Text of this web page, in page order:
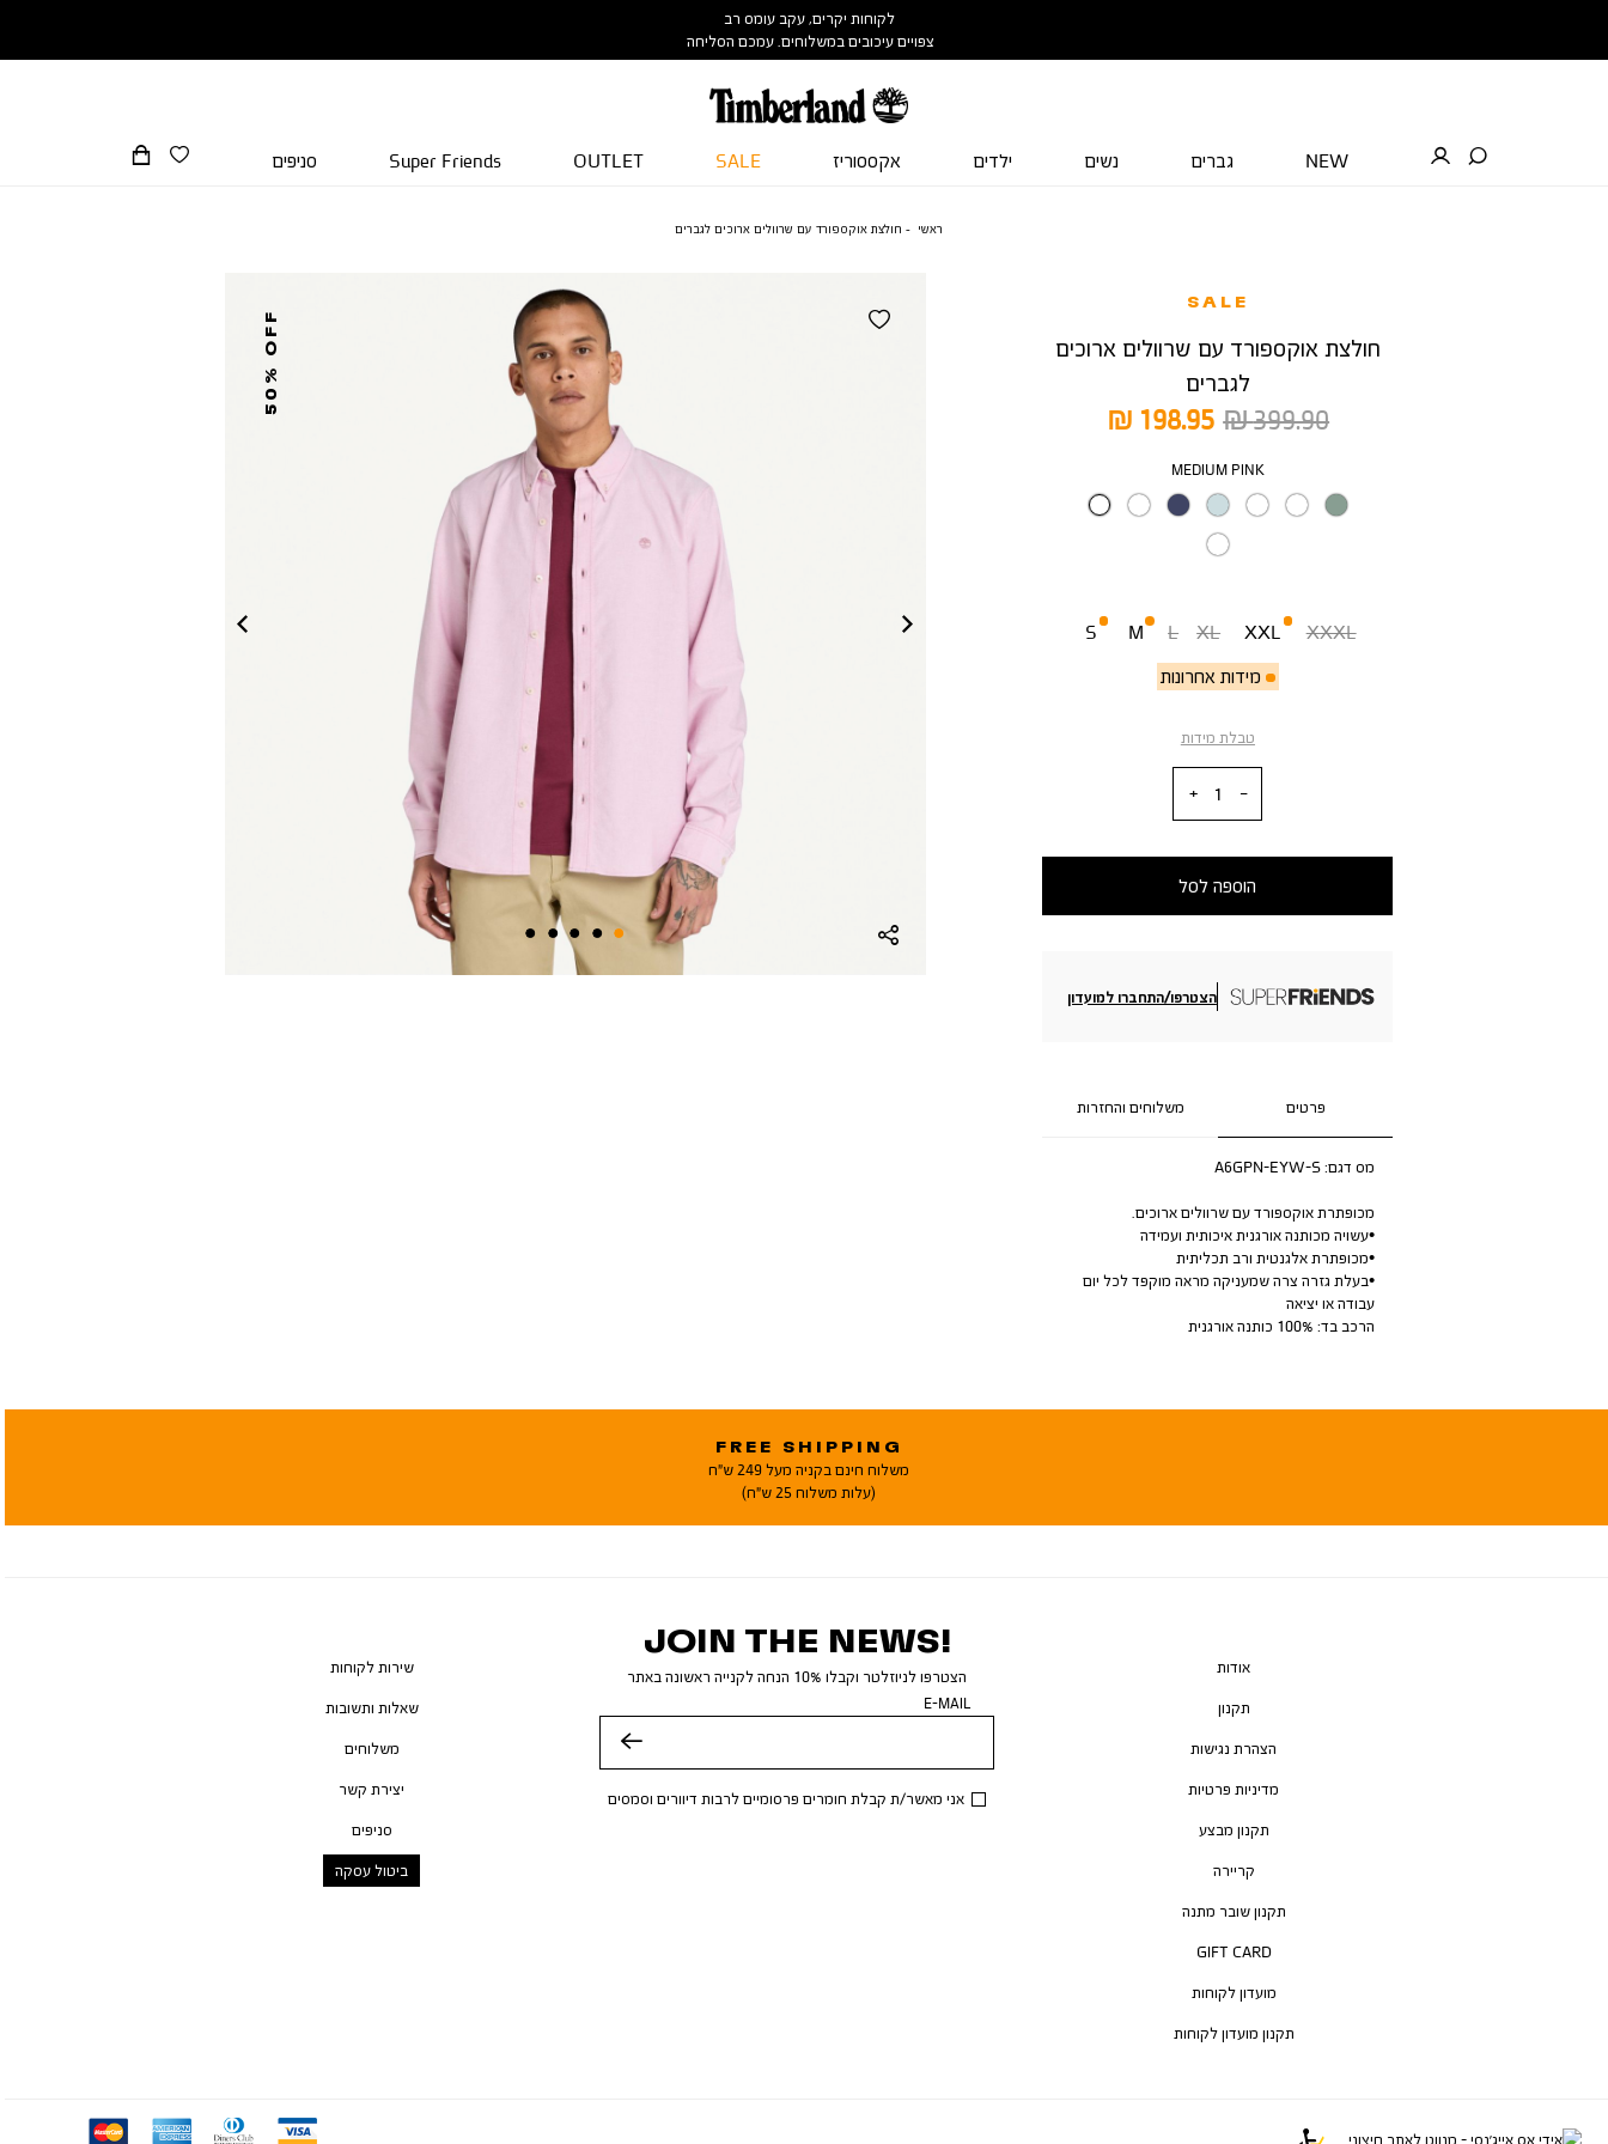
לקוחות יקרים, עקב עומס רב
צפויים עיכובים במשלוחים. עמכם הסליחה
NEW גברים נשים ילדים אקססוריז SALE
OUTLET
Super Friends סניפים
ראשי חולצת אוקספורד עם שרוולים ארוכים לגברים
50% OFF
SALE
חולצת אוקספורד עם שרוולים ארוכים
לגברים
מחיר
מוצר
198.95 ₪
מחיר
399.90 ₪
צבע
MEDIUM PINK
S
מידות אחרונות
M L XL XXL XXXL
טבלת מידות
הוספה לסל
הצטרפו/התחברו למועדון
פרטים משלוחים והחזרות
מס דגם:A6GPN-EYW-S
מכופתרת אוקספורד עם שרוולים ארוכים.
•עשויה מכותנה אורגנית איכותית ועמידה
•מכופתרת אלגנטית ורב תכליתית
•בעלת גזרה צרה שמעניקה מראה מוקפד לכל יום
עבודה או יציאה
הרכב בד: 100% כותנה אורגנית
FREE SHIPPING
משלוח חינם בקניה מעל 249 ש"ח
(עלות משלוח 25 ש"ח)
JOIN THE NEWS!
הצטרפו לניוזלטר וקבלו 10% הנחה לקנייה ראשונה באתר
E-MAIL
אני מאשר/ת קבלת חומרים פרסומיים לרבות דיוורים וסמסים
אודות
תקנון
הצהרת נגישות
מדיניות פרטיות
תקנון מבצע
קריירה
תקנון שובר מתנה
GIFT CARD
מועדון לקוחות
תקנון מועדון לקוחות
שירות לקוחות
שאלות ותשובות
משלוחים
יצירת קשר
סניפים
ביטול עסקה
visa
diners
ae
mc